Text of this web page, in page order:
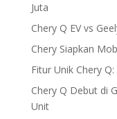
Juta
Chery Q EV vs
Chery Siapkan
Fitur Unik Chery
Chery Q Debut di
Unit